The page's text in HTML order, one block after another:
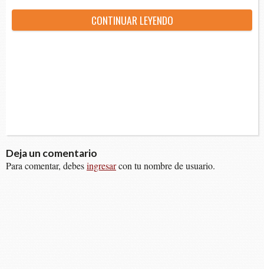
CON­TI­NUAR LEYENDO
Deja un comentario
Para comentar, debesingresarcon tu nombre de usuario.